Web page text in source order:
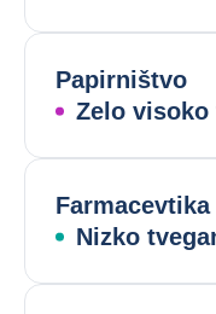
Papirništvo
Zelo visoko
Farmacevtika
Nizko